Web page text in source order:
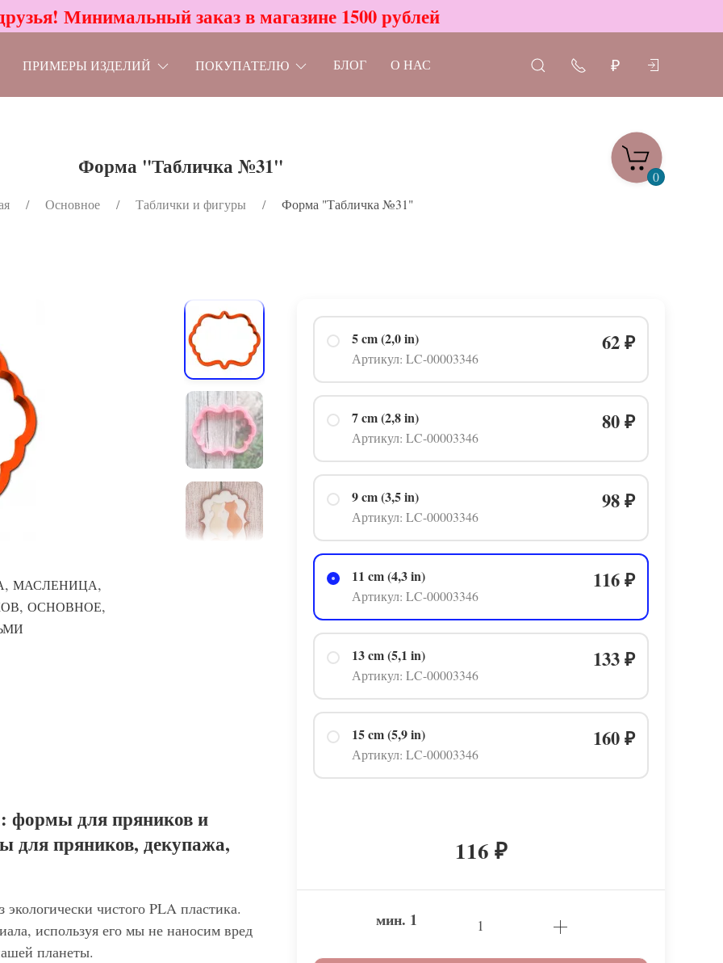
Минимальный заказ в магазине 1500 рублей
ПРИМЕРЫ ИЗДЕЛИЙ ПОКУПАТЕЛЮ БЛОГ О НАС ₽
0
Форма "Табличка №31"
Основное Таблички и фигуры Форма "Табличка №31"
, МАСЛЕНИЦА,
, ОСНОВНОЕ,
формы для пряников и
для пряников, декупажа,
экологически чистого PLA пластика.
используя его мы не наносим вред
планеты.
5 cm (2,0 in)
Артикул: LC-00003346
62 ₽
7 cm (2,8 in)
Артикул: LC-00003346
80 ₽
9 cm (3,5 in)
Артикул: LC-00003346
98 ₽
11 cm (4,3 in)
Артикул: LC-00003346
116 ₽
13 cm (5,1 in)
Артикул: LC-00003346
133 ₽
15 cm (5,9 in)
Артикул: LC-00003346
160 ₽
116 ₽
мин. 1